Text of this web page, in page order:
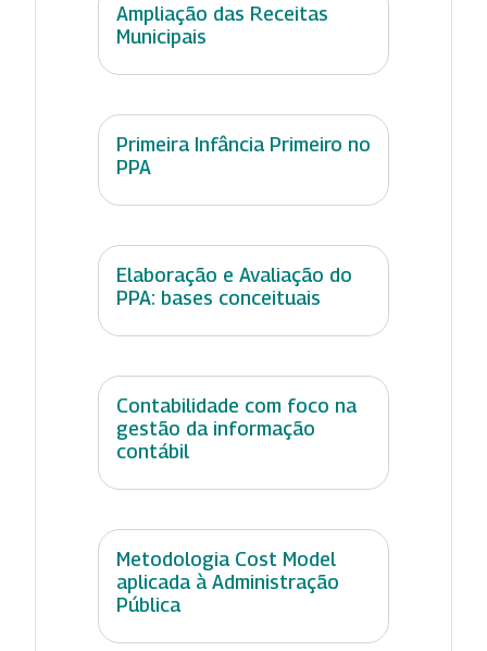
Ampliação das Receitas
Municipais
Primeira Infância Primeiro no
PPA
Elaboração e Avaliação do
PPA: bases conceituais
Contabilidade com foco na
gestão da informação
contábil
Metodologia Cost Model
aplicada à Administração
Pública